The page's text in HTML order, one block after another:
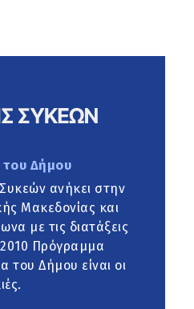
του Δήμου
ανήκει στην
Μακεδονίας και
με τις διατάξεις
Πρόγραμμα
του Δήμου είναι οι